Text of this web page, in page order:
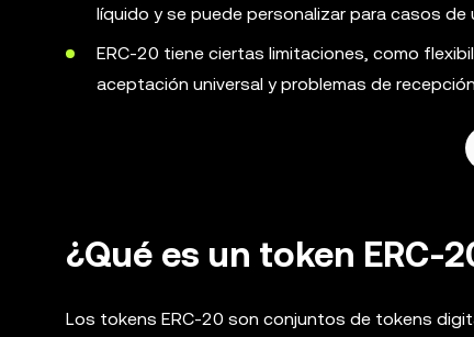
líquido y se puede personalizar para casos
ERC-20 tiene ciertas limitaciones, como
aceptación universal y problemas de
¿Qué es un token ERC-
Los tokens ERC-20 son conjuntos de tokens